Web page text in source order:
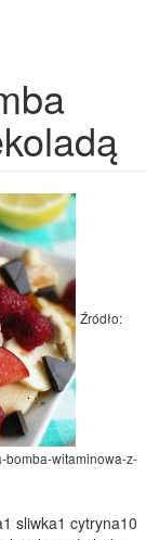
Źródło:
bomba-witaminowa-z-
sliwka1 cytryna10